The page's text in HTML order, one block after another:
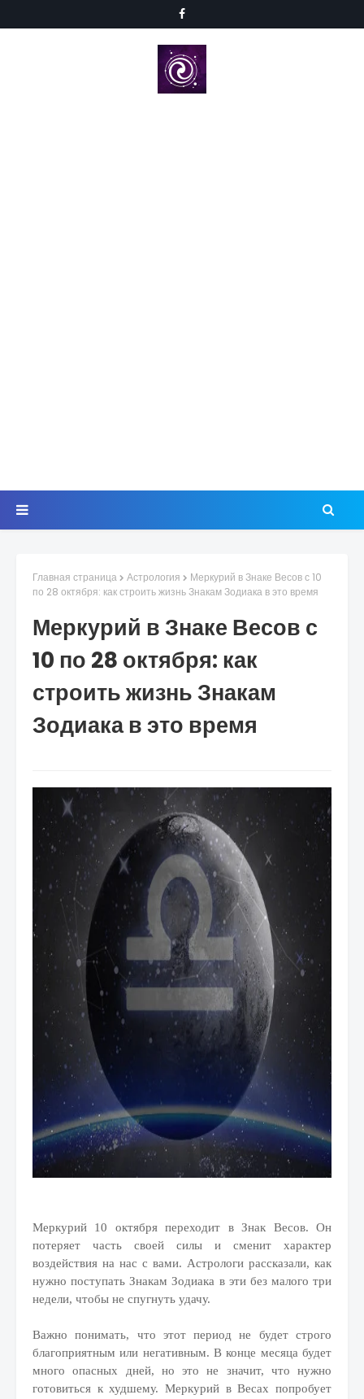
Главная страница Астрология
Меркурий в Знаке Весов с 10
по 28 октября: как строить жизнь Знакам Зодиака в это время
Меркурий в Знаке Весов с
10 по 28 октября: как
строить жизнь Знакам
Зодиака в это время
Меркурий 10 октября переходит в Знак Весов. Он
потеряет часть своей силы и сменит характер
воздействия на нас с вами. Астрологи рассказали, как
нужно поступать Знакам Зодиака в эти без малого три
недели, чтобы не спугнуть удачу.
Важно понимать, что этот период не будет строго
благоприятным или негативным. В конце месяца будет
много опасных дней, но это не значит, что нужно
готовиться к худшему. Меркурий в Весах попробует